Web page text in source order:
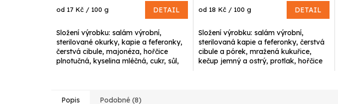
Měrná
od 17 Kč / 100 g DETAIL
Složení výrobku: salám výrobní,
sterilované okurky, kapie a feferonky,
čerstvá cibule, majonéza, hořčice
plnotučná, kyselina mléčná, cukr, sůl,
Měrná
od 18 Kč / 100 g DETAIL
Složení výrobku: salám výrobní,
sterilovaná kapie a feferonky, čerstvá
cibule a pórek, mražená kukuřice,
kečup jemný a ostrý, protlak, hořčice
Popis Podobné (8)